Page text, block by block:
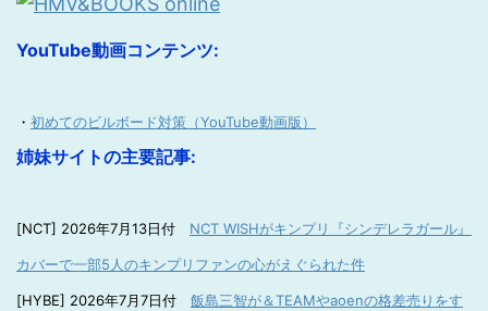
YouTube動画コンテンツ:
・ 初めてのビルボード対策（YouTube動画版）
姉妹サイトの主要記事:
[NCT] 2026年7月13日付 NCT WISHがキンプリ『シンデレラガール』
カバーで一部5人のキンプリファンの心がえぐられた件
[HYBE] 2026年7月7日付 飯島三智が＆TEAMやaoenの格差売りをす